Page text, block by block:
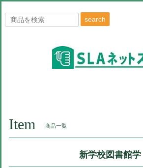
search
Item 商品一覧
新学校図書館学